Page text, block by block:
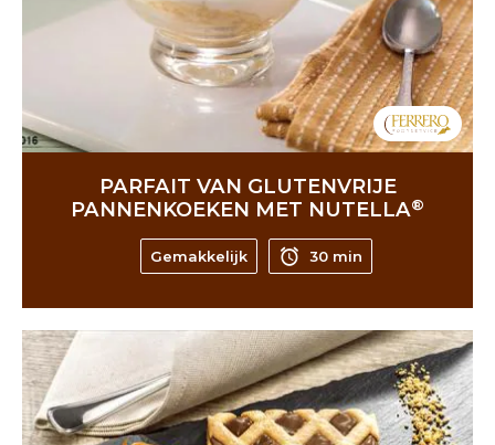
PARFAIT VAN GLUTENVRIJE
PANNENKOEKEN MET NUTELLA®
Gemakkelijk 30 min